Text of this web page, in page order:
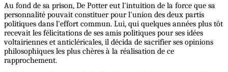
Au fond de sa prison, De Potter eut l'intuition de la force que sa
personnalité pouvait constituer pour l'union des deux partis
politiques dans l'effort commun. Lui, qui quelques années plus tôt
recevait les félicitations de ses amis politiques pour ses idées
voltairiennes et anticléricales, il décida de sacrifier ses opinions
philosophiques les plus chères à la réalisation de ce
rapprochement.